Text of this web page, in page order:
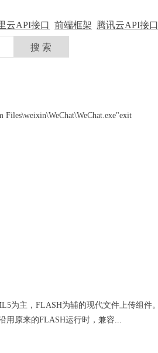
云API接口 前端框架 腾讯云API接口
为主，FLASH为辅的现代文件上传组件。
用原来的FLASH运行时，兼容...